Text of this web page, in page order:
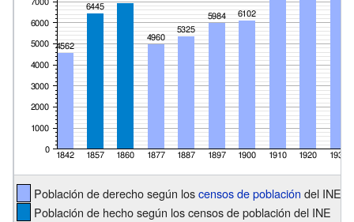
Población de derecho según loscensos de población del INE
Población de hecho según los censos de población del INE